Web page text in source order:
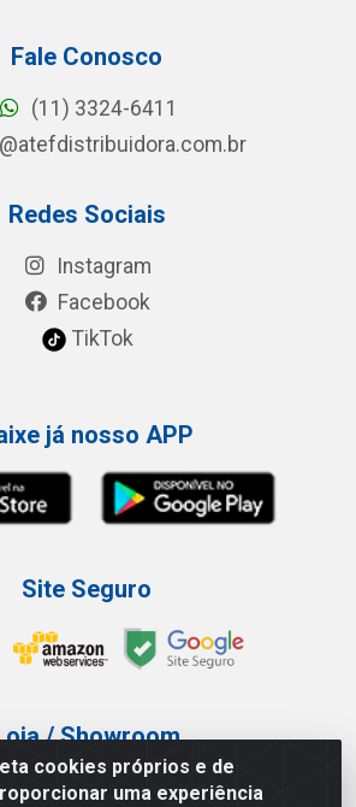
cookies próprios e de
uma experiência
Fale Conosco
(11) 3324-6411
Redes Sociais
Instagram
Facebook
TikTok
já nosso APP
Site Seguro
/ Showroom
Tel.: (11) 3227-0546